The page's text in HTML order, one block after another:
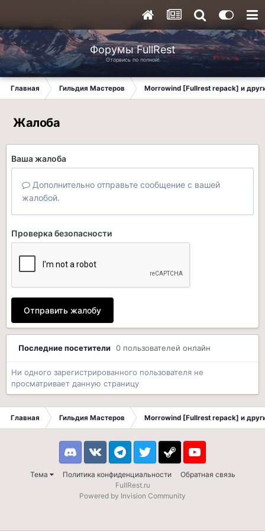
Форумы FullRest
Оторвись по полной!
Главная Гильдия Мастеров Morrowind [Fullrest repack] и
Жалоба
Ваша жалоба
Дополнительно отправьте сообщение с вашей
жалобой.
Проверка безопасности
Отправить жалобу
Последние посетители 0 пользователей онлайн
Ни одного зарегистрированного пользователя не
просматривает данную страницу
Главная Гильдия Мастеров Morrowind [Fullrest repack] и
Тема Политика конфиденциальности Обратная связь
DiscordVK TelegramTwitter Steam Youtube
FullRest.ru
Powered by Invision Community